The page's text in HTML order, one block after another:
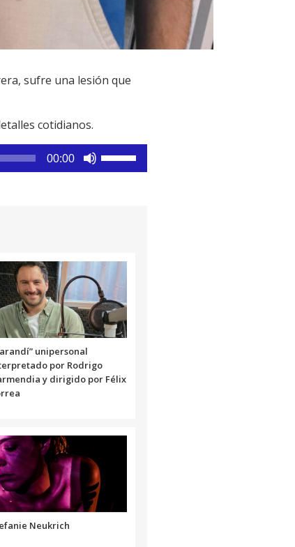
sufre una lesión que
cotidianos.
00:00
aumentar
o
disminuir
el
volumen.
unipersonal
por Rodrigo
y dirigido por Félix
Neukrich